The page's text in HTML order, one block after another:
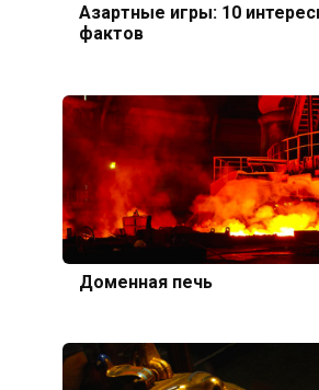
Азартные игры: 10
фактов
Доменная печь